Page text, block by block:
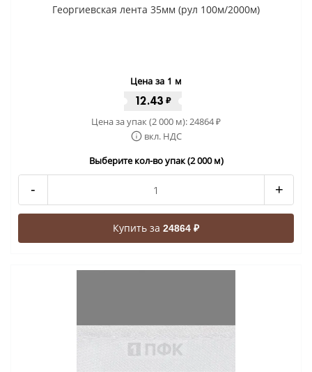
Георгиевская лента 35мм (рул 100м/2000м)
Цена за 1 м
12.43 ₽
Цена за упак (2 000 м):24864₽
вкл. НДС
Выберите кол-во упак (2 000 м)
- +
Купить за 24864 ₽